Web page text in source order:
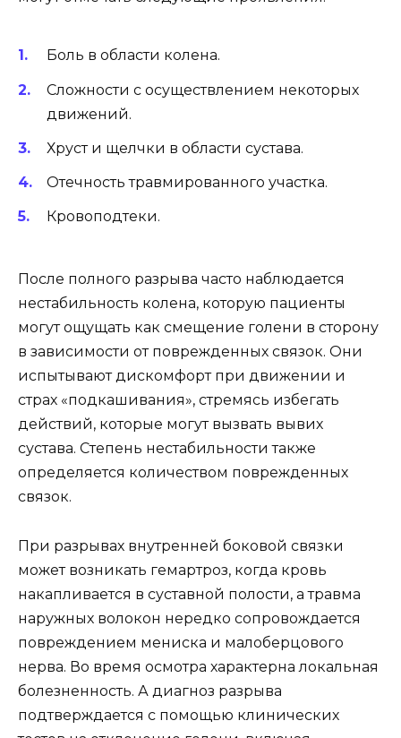
Боль в области колена.
Сложности с осуществлением некоторых
движений.
Хруст и щелчки в области сустава.
Отечность травмированного участка.
Кровоподтеки.
После полного разрыва часто наблюдается
нестабильность колена, которую пациенты
могут ощущать как смещение голени в сторону
в зависимости от поврежденных связок. Они
испытывают дискомфорт при движении и
страх «подкашивания», стремясь избегать
действий, которые могут вызвать вывих
сустава. Степень нестабильности также
определяется количеством поврежденных
связок.
При разрывах внутренней боковой связки
может возникать гемартроз, когда кровь
накапливается в суставной полости, а травма
наружных волокон нередко сопровождается
повреждением мениска и малоберцового
нерва. Во время осмотра характерна локальная
болезненность. А диагноз разрыва
подтверждается с помощью клинических